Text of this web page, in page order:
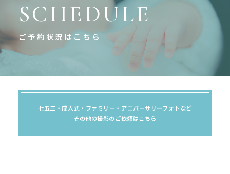
SCHEDULE
ご予約状況はこちら
七五三・成人式・ファミリー・アニバーサリーフォトなど
その他の撮影のご依頼はこちら